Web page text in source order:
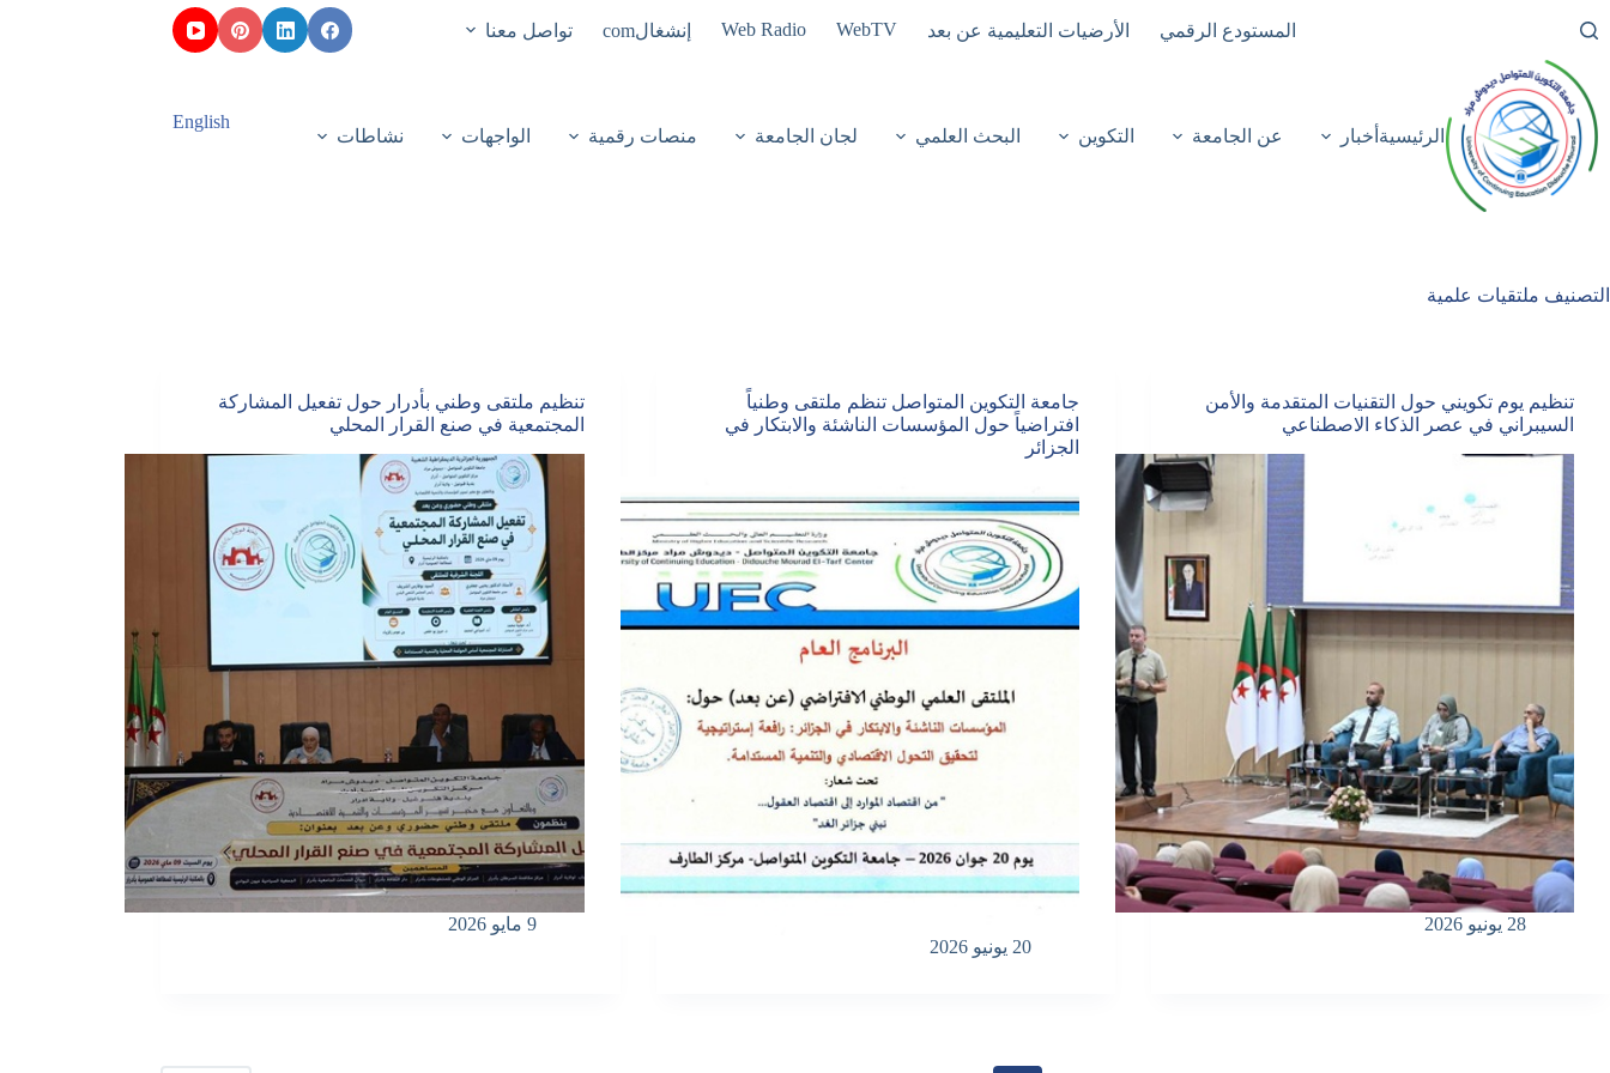
إلى
المحتوى
المستودع الرقمي الأرضيات التعليمية عن بعد WebTV
Web Radio إنشغالcom تواصل معنا
الرئيسية أخبار عن الجامعة التكوين البحث العلمي لجان الجامعة منصات رقمية الواجهات نشاطات
English
التصنيف ملتقيات علمية
تنظيم يوم تكويني حول التقنيات المتقدمة والأمن
السيبراني في عصر الذكاء الاصطناعي
28 يونيو 2026
جامعة التكوين المتواصل تنظم ملتقى وطنياً
افتراضياً حول المؤسسات الناشئة والابتكار في
الجزائر
20 يونيو 2026
تنظيم ملتقى وطني بأدرار حول تفعيل المشاركة
المجتمعية في صنع القرار المحلي
9 مايو 2026